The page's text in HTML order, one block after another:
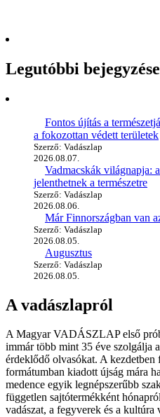
Legutóbbi
Fontos újítás a
a fokozottan védett területek
Szerző: Vadászlap
2026.08.07.
Vadmacskák világnapja:
jelenthetnek a természetre
Szerző: Vadászlap
2026.08.06.
Már Finnországban van
Szerző: Vadászlap
2026.08.05.
Augusztus
Szerző: Vadászlap
2026.08.05.
A vadászlapról
A Magyar VADÁSZLAP első
immár több mint 35 éve szolgálja
érdeklődő olvasókat. A kezdetben
formátumban kiadott újság mára
medence egyik legnépszerűbb
független sajtótermékként
vadászat, a fegyverek és a kultúra